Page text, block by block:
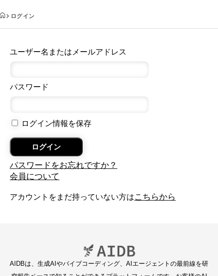
ログイン
ユーザー名またはメールアドレス
パスワード
ログイン情報を保存
パスワードをお忘れですか？
会員について
アカウントをまだ持っていない方は こちらから
AIDBは、生成AIやバイブコーディング、AIエージェントの最前線を研